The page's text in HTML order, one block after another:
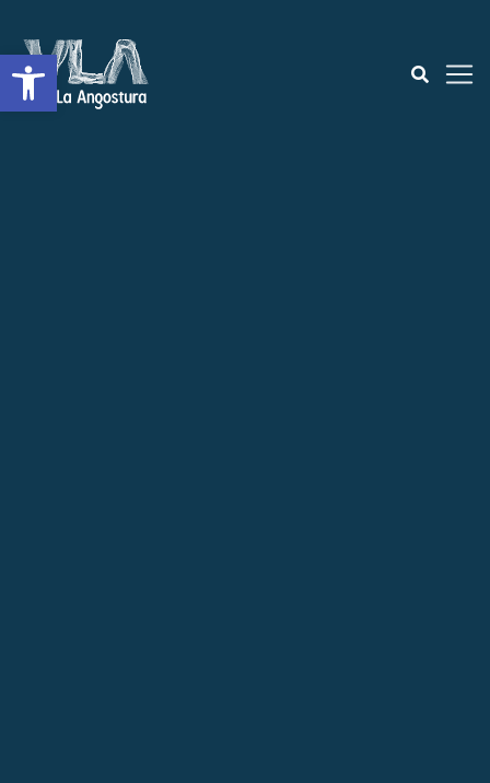
Open toolbar